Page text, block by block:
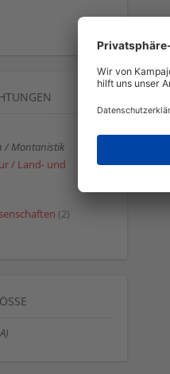
/ Montanistik
/ Land- und
(2)